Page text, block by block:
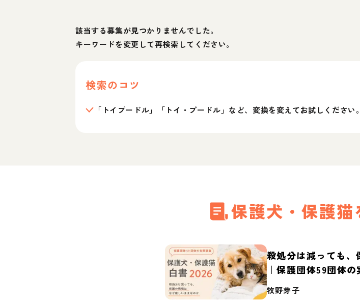
該当する募集が見つかりませんでした。
キーワードを変更して再検索してください。
検索のコツ
「トイプードル」「トイ・プードル」など、変換を変えてお試しください。
保護犬・保護
殺処分は減っても
｜保護団体59団体
2026】
牧野芽子